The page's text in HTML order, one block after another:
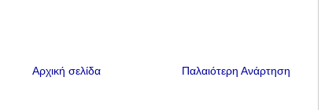
Παλαιότερη Ανάρτηση
Αρχική σελίδα